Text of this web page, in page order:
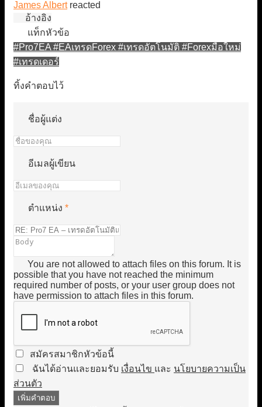
James Albertreacted
อ้างอิง
แท็กหัวข้อ
#Pro7EA #EAเทรดForex #เทรดอัตโนมัติ #Forexมือใหม่
#เทรดเดอร์
ทิ้งคำตอบไว้
ชื่อผู้แต่ง
อีเมลผู้เขียน
ตำแหน่ง *
You are not allowed to attach files on this forum. It is
possible that you have not reached the minimum
required number of posts, or your user group does not
have permission to attach files in this forum.
สมัครสมาชิกหัวข้อนี้
ฉันได้อ่านและยอมรับ เงื่อนไข และ นโยบายความเป็น
ส่วนตัว